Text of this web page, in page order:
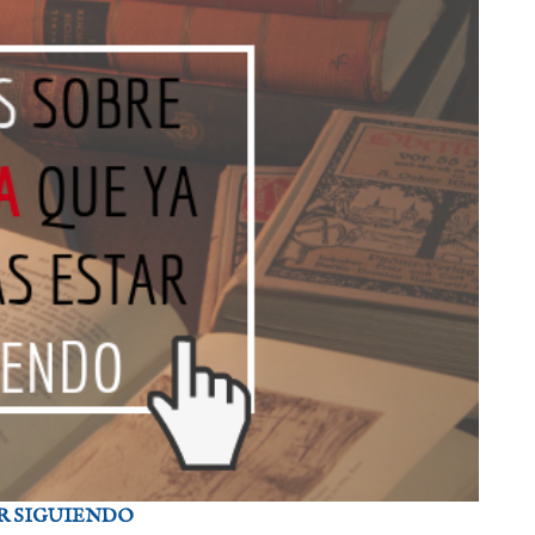
SIGUIENDO